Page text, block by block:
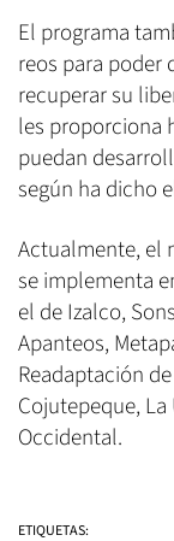
El programa
reos para poder
recuperar su
les proporciona
puedan
según ha dicho
Actualmente, el
se implementa
el de Izalco,
Apanteos,
Readaptación
Cojutepeque,
Occidental.
ETIQUETAS: